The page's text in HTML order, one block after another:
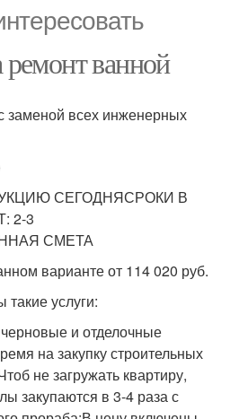
ванной
всех инженерных
СЕГОДНЯСРОКИ В
2-3
СМЕТА
варианте от 114 020 руб.
услуги:
и отделочные
на закупку строительных
не загружать квартиру,
закупаются в 3-4 раза с